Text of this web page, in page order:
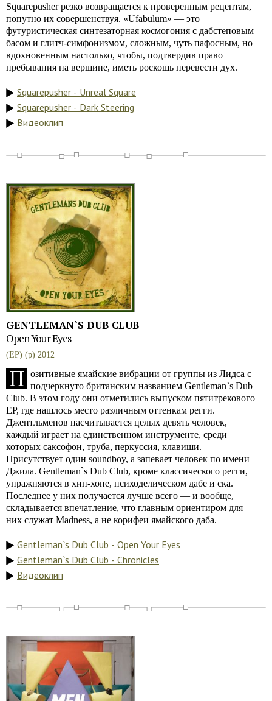
Squarepusher резко возвращается к проверенным рецептам,
попутно их совершенствуя. «Ufabulum» — это
футуристическая синтезаторная космогония с дабстеповым
басом и глитч-симфонизмом, сложным, чуть пафосным, но
вдохновенным настолько, чтобы, подтвердив право
пребывания на вершине, иметь роскошь перевести дух.
Squarepusher - Unreal Square
Squarepusher - Dark Steering
Видеоклип
GENTLEMAN`S DUB CLUB
Open Your Eyes
(EP) (p) 2012
П
озитивные ямайские вибрации от группы из Лидса с
подчеркнуто британским названием Gentleman`s Dub
Club. В этом году они отметились выпуском пятитрекового
EP, где нашлось место различным оттенкам регги.
Джентльменов насчитывается целых девять человек,
каждый играет на единственном инструменте, среди
которых саксофон, труба, перкуссия, клавиши.
Присутствует один soundboy, а запевает человек по имени
Джила. Gentleman`s Dub Club, кроме классического регги,
упражняются в хип-хопе, психоделическом дабе и ска.
Последнее у них получается лучше всего — и вообще,
складывается впечатление, что главным ориентиром для
них служат Madness, а не корифеи ямайского даба.
Gentleman`s Dub Club - Open Your Eyes
Gentleman`s Dub Club - Chronicles
Видеоклип